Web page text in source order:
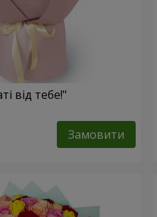
від тебе!"
Замовити